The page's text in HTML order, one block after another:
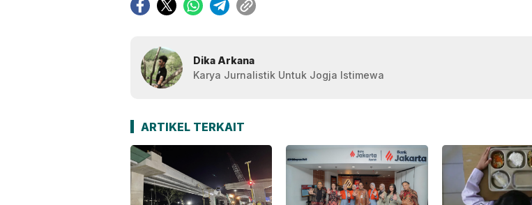
Dika Arkana
Karya Jurnalistik Untuk Jogja Istimewa
ARTIKEL TERKAIT